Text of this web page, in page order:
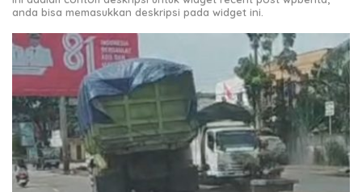
anda bisa memasukkan deskripsi pada widget ini.